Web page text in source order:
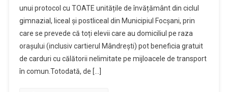
unui protocol cu TOATE unitățile de învățământ din ciclul
gimnazial, liceal și postliceal din Municipiul Focșani, prin
care se prevede că toți elevii care au domiciliul pe raza
orașului (inclusiv cartierul Mândrești) pot beneficia gratuit
de carduri cu călătorii nelimitate pe mijloacele de transport
în comun.Totodată, de […]